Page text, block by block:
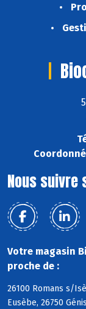
Nous suivre
Votre magasin
proche de :
26100 Romans s/
Eusèbe, 26750